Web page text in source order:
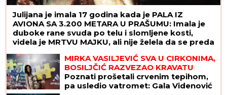
Julijana je imala 17 godina kada je PALA IZ
AVIONA SA 3.200 METARA U PRAŠUMU: Imala je
duboke rane svuda po telu i slomljene kosti,
videla je MRTVU MAJKU, ali nije želela da se preda
MIRKA VASILJEVIĆ SVA U CIRKONIMA,
BOSILJČIĆ RAZVEZAO KRAVATU
Poznati prošetali crvenim tepihom,
pa usledio vatromet: Gala Videnović